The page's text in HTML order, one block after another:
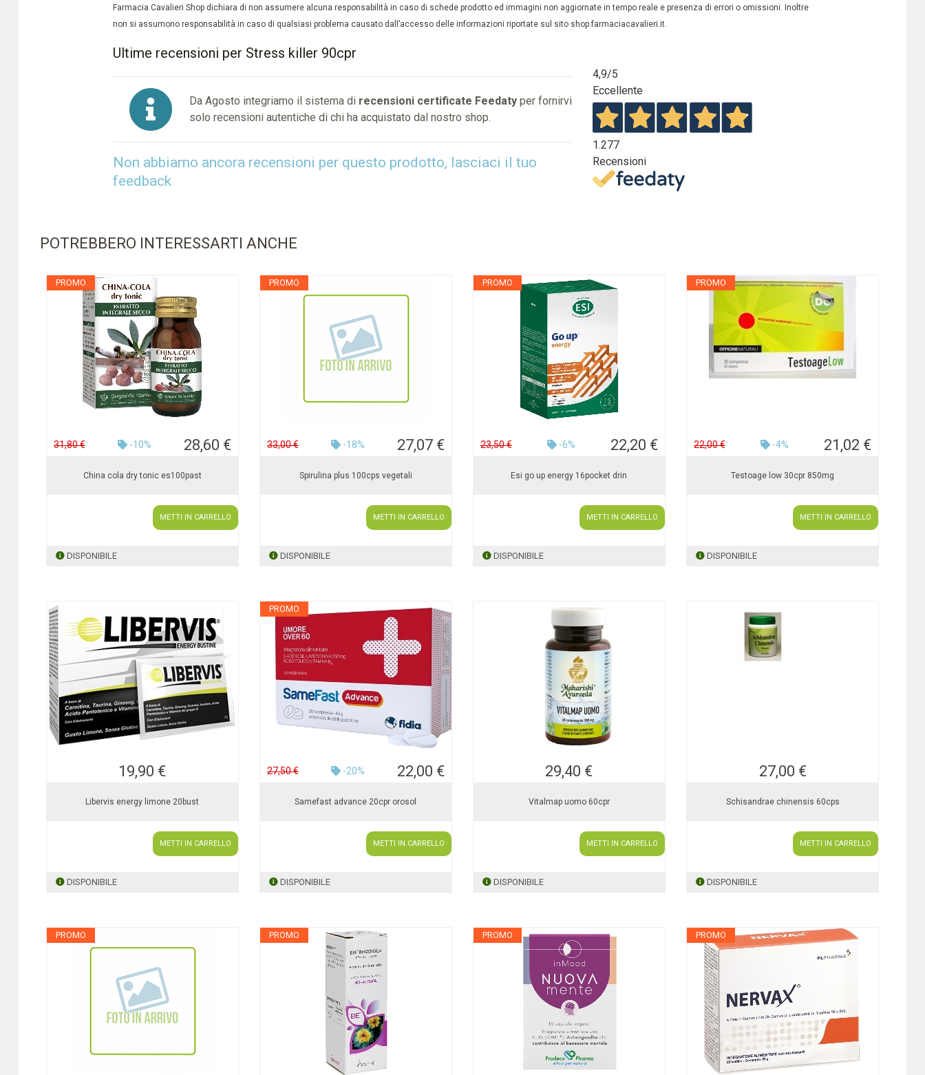
Farmacia Cavalieri Shop dichiara di non assumere alcuna responsabilità in caso di schede prodotto ed immagini non aggiornate in tempo reale e presenza di errori o omissioni. Inoltre
non si assumono responsabilità in caso di qualsiasi problema causato dall’accesso delle informazioni riportate sul sito shop.farmaciacavalieri.it.
Ultime recensioni per Stress killer 90cpr
Da Agosto integriamo il sistema di recensioni certificate Feedatyper fornirvi
solo recensioni autentiche di chi ha acquistato dal nostro shop.
Non abbiamo ancora recensioni per questo prodotto, lasciaci il tuo
feedback
4,9/5
Eccellente
1.277
Recensioni
POTREBBERO INTERESSARTI ANCHE
PROMO
31,80 € -10% 28,60 €
China cola dry tonic es100past
METTI IN CARRELLO
DISPONIBILE
PROMO
33,00 € -18% 27,07 €
Spirulina plus 100cps vegetali
METTI IN CARRELLO
DISPONIBILE
PROMO
23,50 € -6% 22,20 €
Esi go up energy 16pocket drin
METTI IN CARRELLO
DISPONIBILE
PROMO
22,00 € -4% 21,02 €
Testoage low 30cpr 850mg
METTI IN CARRELLO
DISPONIBILE
19,90 €
Libervis energy limone 20bust
METTI IN CARRELLO
DISPONIBILE
PROMO
27,50 € -20% 22,00 €
Samefast advance 20cpr orosol
METTI IN CARRELLO
DISPONIBILE
29,40 €
Vitalmap uomo 60cpr
METTI IN CARRELLO
DISPONIBILE
27,00 €
Schisandrae chinensis 60cps
METTI IN CARRELLO
DISPONIBILE
PROMO PROMO PROMO PROMO